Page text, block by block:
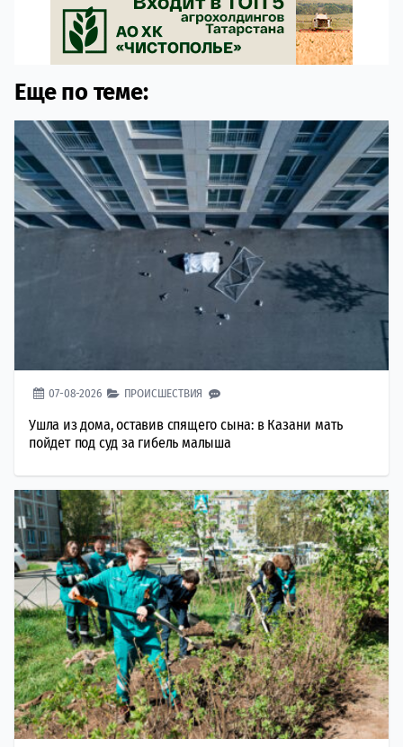
Еще по теме:
07-08-2026 ПРОИСШЕСТВИЯ
Ушла из дома, оставив спящего сына: в Казани мать
пойдет под суд за гибель малыша